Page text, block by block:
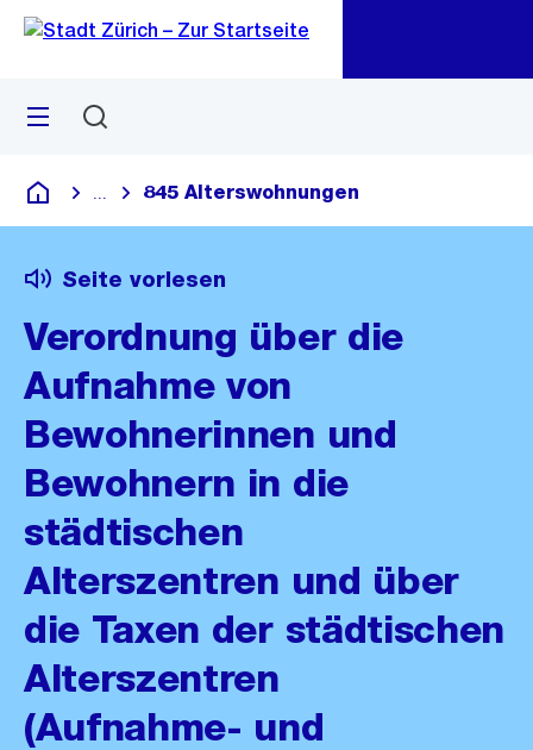
Navigation
Sprunglink
Menü
Deutsch
Blende alle Breadcrumbs ein
845 Alterswohnungen
Seite vorlesen
Verordnung über die
Aufnahme von
Bewohnerinnen und
Bewohnern in die
städtischen
Alterszentren und über
die Taxen der städtischen
Alterszentren
(Aufnahme- und